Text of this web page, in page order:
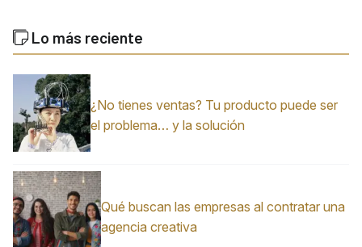
Lo más reciente
¿No tienes ventas? Tu producto puede ser
el problema… y la solución
Qué buscan las empresas al contratar una
agencia creativa